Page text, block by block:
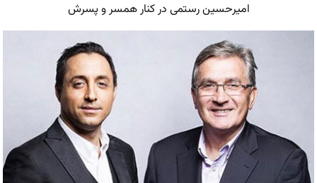
امیرحسین رستمی در کنار همسر و پسرش